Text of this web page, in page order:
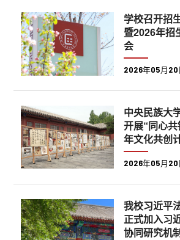
学校召开招
暨2026年招
会
2026年05月20
中央民族大
开展“同心共
年文化共创
2026年05月20
我校习近平
正式加入习
协同研究机